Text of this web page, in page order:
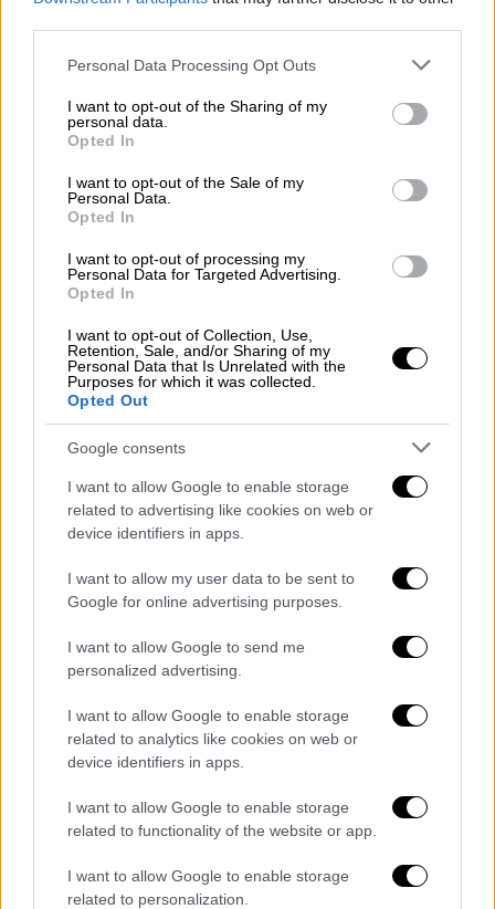
Please note that this website/app uses one or more Google
not limited to your visit or usage behaviour. You may click to
grant or deny consent to Google and its third-party tags to
use your data for below specified purposes in below Google
consent section.
Personal Data Processing Opt Outs
I want to opt-out of the Sharing of my
personal data.
Opted In
I want to opt-out of the Sale of my
Personal Data.
Opted In
I want to opt-out of processing my
Personal Data for Targeted Advertising.
Opted In
I want to opt-out of Collection, Use,
Retention, Sale, and/or Sharing of my
Personal Data that Is Unrelated with the
Purposes for which it was collected.
Opted Out
Google consents
I want to allow Google to enable storage
related to advertising like cookies on web or
device identifiers in apps.
I want to allow my user data to be sent to
Google for online advertising purposes.
I want to allow Google to send me
personalized advertising.
I want to allow Google to enable storage
related to analytics like cookies on web or
device identifiers in apps.
I want to allow Google to enable storage
related to functionality of the website or app.
I want to allow Google to enable storage
related to personalization.
The film follows a burned-out former
baseball player as he’s put into a fight
underworld of ‘90s New York City.
pic.twitter.com/YGqRuvAFfw
— Pop Crave (@PopCrave)
August 29,
2024
ταινίαακολουθεί τον Hank
Thompson(Μπάτλερ), έναν εξαντλημένο
πρώην παίκτη του μπέιζμπολ, καθώς
αναγκάζεται να μπλεχτεί σε μια άγρια μάχη
για επιβίωση στον εγκληματικό υπόκοσμο
της Νέας Υόρκης της δεκαετίας του '90.
Την παραγωγή έχει αναλάβει ο σκηνοθέτης
μέσω της Protozoa Pictures.
Συνεχίζει την επιτυχημένη του πορεία
Ο Πορτορικανός καλλιτέχνης Bad Bunny
ολοκλήρωσε πρόσφατα την περιοδεία του
«Most Wanted Tour», η οποία απέφερε
περίπου 208 εκατ. δολάρια, πουλώντας
περισσότερα από 700.000 εισιτήρια
. Το
τελευταίο του άλμπουμ, «Nadie Sabe Lo Que
Va a Pasar Manana», έκανε το ντεμπούτο
του στο Νο.1 του Billboard 200 και έγινε το
άλμπουμ με τις περισσότερες ροές της
χρονιάς στο Spotify τόσο σε μία ημέρα όσο
και σε μία εβδομάδα.